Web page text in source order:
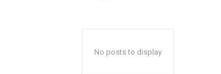
No posts to display